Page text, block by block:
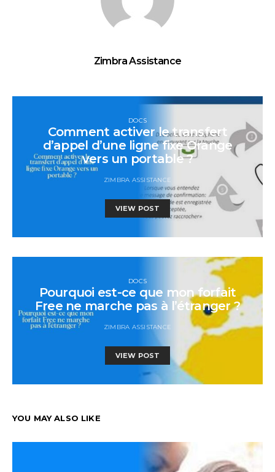
Zimbra Assistance
DOCS
Comment activer le transfert
d’appel d’une ligne fixe Orange
vers un portable ?
ZIMBRA ASSISTANCE
VIEW POST
DOCS
Pourquoi est-ce que mon forfait
Free ne marche pas à l’étranger ?
ZIMBRA ASSISTANCE
VIEW POST
YOU MAY ALSO LIKE